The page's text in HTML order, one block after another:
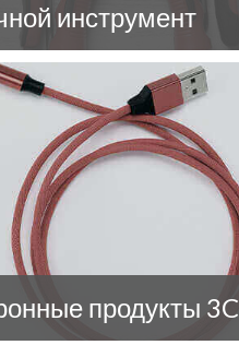
инструмент
продукты 3C